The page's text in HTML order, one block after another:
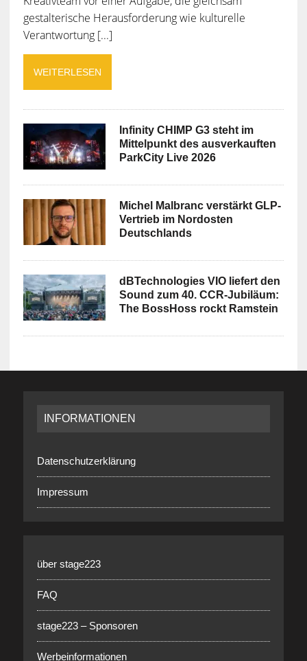
gestalterische Herausforderung wie kulturelle
Verantwortung [...]
WEITERLESEN
Infinity CHIMP G3 steht im
Mittelpunkt des ausverkauften
ParkCity Live 2026
Michel Malbranc verstärkt GLP-
Vertrieb im Nordosten
Deutschlands
dBTechnologies VIO liefert den
Sound zum 40. CCR-Jubiläum:
The BossHoss rockt Ramstein
INFORMATIONEN
Datenschutzerklärung
Impressum
über stage223
FAQ
stage223 – Sponsoren
Werbeinformationen